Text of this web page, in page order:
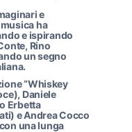
e
ha
e ispirando
Rino
un segno
“Whiskey
Daniele
Erbetta
e Andrea Cocco
una lunga